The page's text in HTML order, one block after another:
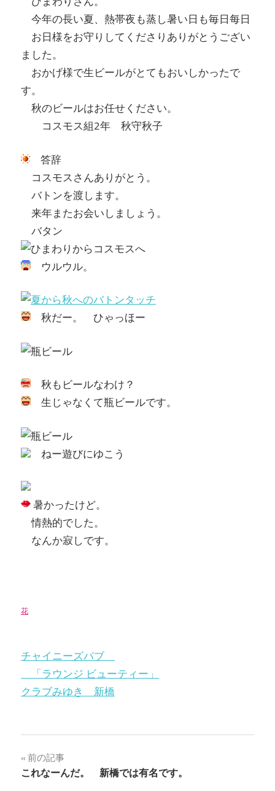
今年の長い夏、熱帯夜も蒸し暑い日も毎日每日
お日様をお守りしてくださりありがとうござい
ました。
おかげ様で生ビールがとてもおいしかったで
す。
秋のビールはお任せください。
コスモス組2年 秋守秋子
答辞
コスモスさんありがとう。
バトンを渡します。
来年またお会いしましょう。
バタン
ウルウル。
秋だー。 ひゃっほー
秋もビールなわけ？
生じゃなくて瓶ビールです。
ねー遊びにゆこう
暑かったけど。
情熱的でした。
なんか寂しです。
花
チャイニーズパブ
「ラウンジ ビューティー」
クラブみゆき 新橋
投
稿
前の記事
これなーんだ。 新橋では有名です。